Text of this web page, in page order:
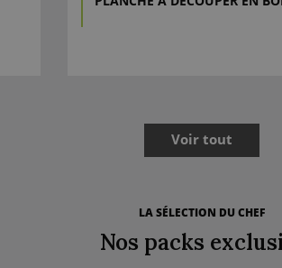
LA SÉLECTION DU CHEF
Nos packs
Voir tout